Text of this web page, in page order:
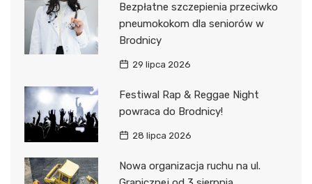
Bezpłatne szczepienia przeciwko
pneumokokom dla seniorów w
Brodnicy
29 lipca 2026
Festiwal Rap & Reggae Night
powraca do Brodnicy!
28 lipca 2026
Nowa organizacja ruchu na ul.